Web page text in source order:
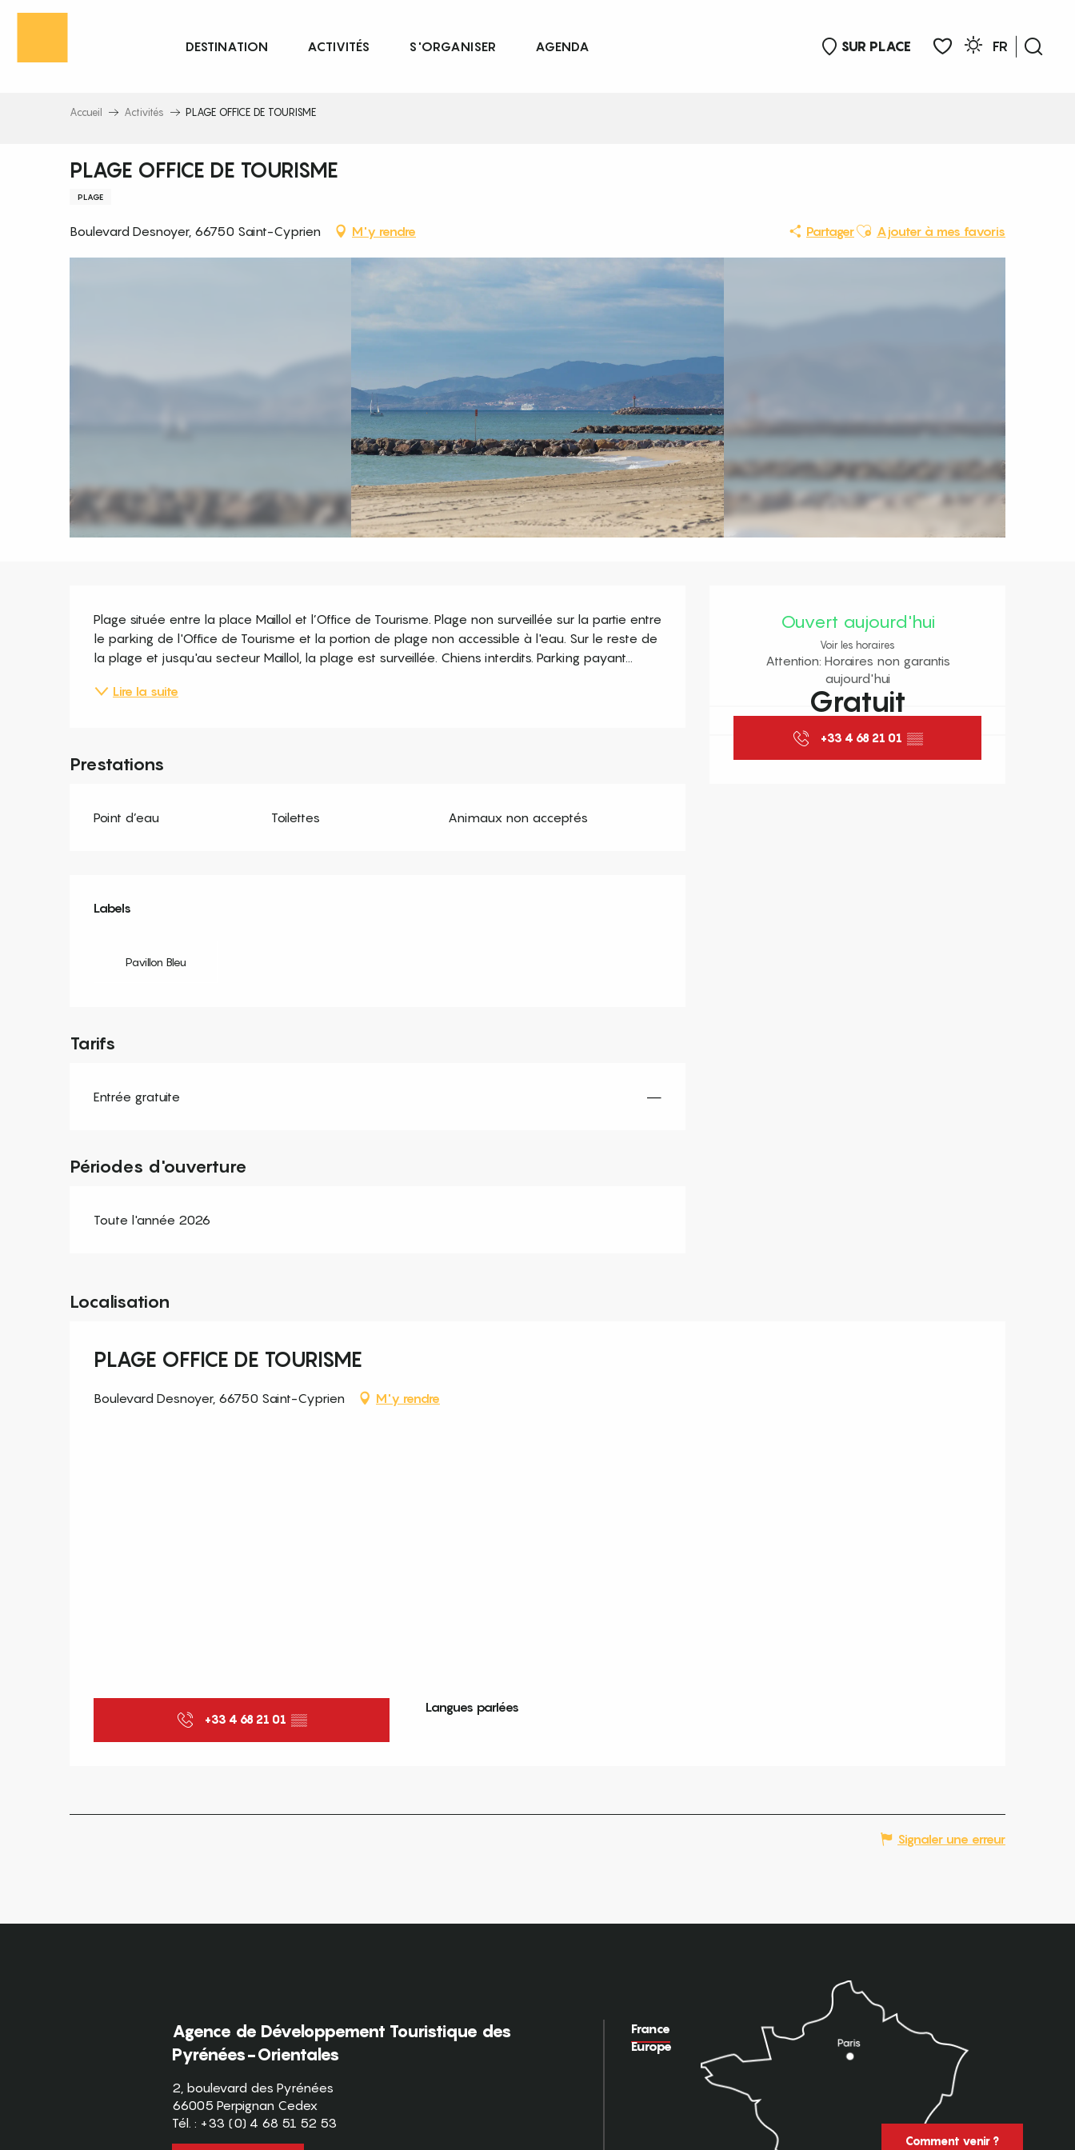
Aller
principal
SUR PLACE
FR
DESTINATION ACTIVITÉS S'ORGANISER AGENDA
Accueil Activités PLAGE OFFICE DE TOURISME
PLAGE OFFICE DE TOURISME
PLAGE
Boulevard Desnoyer, 66750 Saint-Cyprien M'y rendre PartagerAjouter aux favoris
Ajouter à mes favoris
Ouvert aujourd'hui
Voir les horaires
Attention: Horaires non garantis
aujourd'hui
Gratuit
+33 4 68 21 01 ▒▒
Description
Plage située entre la place Maillol et l’Office de Tourisme. Plage non surveillée sur la partie entre
le parking de l'Office de Tourisme et la portion de plage non accessible à l'eau. Sur le reste de
la plage et jusqu'au secteur Maillol, la plage est surveillée. Chiens interdits. Parking payant...
Lire la suite
Prestations
Point d’eau Toilettes Animaux non acceptés
Offres de prestations
Labels
Labels
Pavillon Bleu
Tarifs
Entrée gratuite —
Périodes d'ouverture
Toute l'année 2026
Localisation
PLAGE OFFICE DE TOURISME
Boulevard Desnoyer, 66750 Saint-Cyprien M'y rendre
+33 4 68 21 01 ▒▒
Langues parlées
Langues parlées
Signaler une erreur
Agence de Développement Touristique des
Pyrénées-Orientales
2, boulevard des Pyrénées
66005 Perpignan Cedex
Tél. : +33 (0) 4 68 51 52 53
France
Europe
Comment venir ?